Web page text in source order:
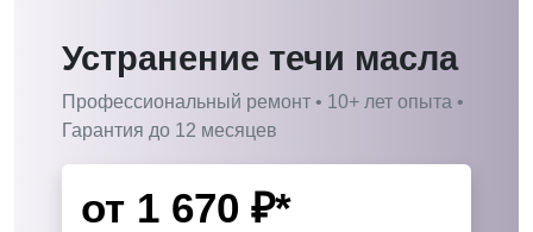
Устранение течи масла
Профессиональный ремонт • 10+ лет опыта •
Гарантия до 12 месяцев
от 1 670 ₽*